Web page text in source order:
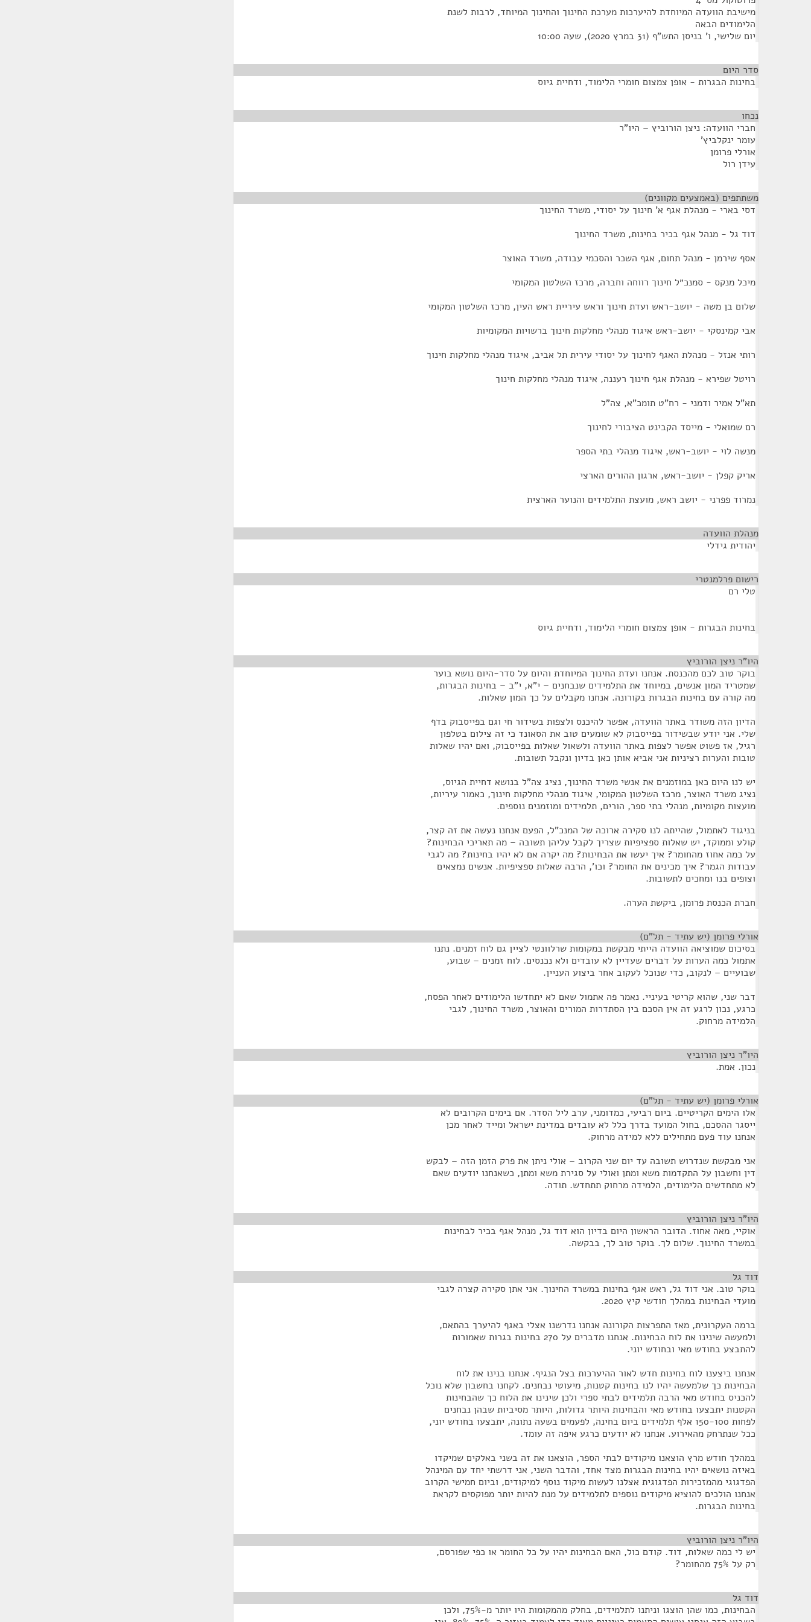
מישיבת הוועדה המיוחדת להיערכות מערכת החינוך והחינוך המיוחד, לרבות לשנת
הלימודים הבאה
יום שלישי, ו' בניסן התש"ף (31 במרץ 2020), שעה 10:00
סדר היום
בחינות הבגרות - אופן צמצום חומרי הלימוד, ודחיית גיוס
נכחו
חברי הוועדה: ניצן הורוביץ – היו"ר
עומר ינקלביץ'
אורלי פרומן
עידן רול
משתתפים (באמצעים מקוונים)
דסי בארי - מנהלת אגף א' חינוך על יסודי, משרד החינוך
דוד גל - מנהל אגף בכיר בחינות, משרד החינוך
אסף שירמן - מנהל תחום, אגף השכר והסכמי עבודה, משרד האוצר
מיכל מנקס - סמנכ״ל חינוך רווחה וחברה, מרכז השלטון המקומי
שלום בן משה - יושב-ראש ועדת חינוך וראש עיריית ראש העין, מרכז השלטון המקומי
אבי קמינסקי - יושב-ראש איגוד מנהלי מחלקות חינוך ברשויות המקומיות
רותי אנזל - מנהלת האגף לחינוך על יסודי עירית תל אביב, איגוד מנהלי מחלקות חינוך
רויטל שפירא - מנהלת אגף חינוך רעננה, איגוד מנהלי מחלקות חינוך
תא"ל אמיר ודמני - רח"ט תומכ"א, צה"ל
רם שמואלי - מייסד הקבינט הציבורי לחינוך
מנשה לוי - יושב-ראש, איגוד מנהלי בתי הספר
אריק קפלן - יושב-ראש, ארגון ההורים הארצי
נמרוד פפרני - יושב ראש, מועצת התלמידים והנוער הארצית
מנהלת הוועדה
יהודית גידלי
רישום פרלמנטרי
טלי רם
בחינות הבגרות - אופן צמצום חומרי הלימוד, ודחיית גיוס
היו"ר ניצן הורוביץ
בוקר טוב לכם מהכנסת. אנחנו ועדת החינוך המיוחדת והיום על סדר-היום נושא בוער
שמטריד המון אנשים, במיוחד את התלמידים שנבחנים – י"א, י"ב – בחינות הבגרות,
מה קורה עם בחינות הבגרות בקורונה. אנחנו מקבלים על כך המון שאלות.
הדיון הזה משודר באתר הוועדה, אפשר להיכנס ולצפות בשידור חי וגם בפייסבוק בדף
שלי. אני יודע שבשידור בפייסבוק לא שומעים טוב את הסאונד כי זה צילום בטלפון
רגיל, אז פשוט אפשר לצפות באתר הוועדה ולשאול שאלות בפייסבוק, ואם יהיו שאלות
טובות והערות רציניות אני אביא אותן כאן בדיון ונקבל תשובות.
יש לנו היום כאן במוזמנים את אנשי משרד החינוך, נציג צה"ל בנושא דחיית הגיוס,
נציג משרד האוצר, מרכז השלטון המקומי, איגוד מנהלי מחלקות חינוך, כאמור עיריות,
מועצות מקומיות, מנהלי בתי ספר, הורים, תלמידים ומוזמנים נוספים.
בניגוד לאתמול, שהייתה לנו סקירה ארוכה של המנכ"ל, הפעם אנחנו נעשה את זה קצר,
קולע וממוקד, יש שאלות ספציפיות שצריך לקבל עליהן תשובה – מה תאריכי הבחינות?
על כמה אחוז מהחומר? איך יעשו את הבחינות? מה יקרה אם לא יהיו בחינות? מה לגבי
עבודות הגמר? איך מכינים את החומר? וכו', הרבה שאלות ספציפיות. אנשים נמצאים
וצופים בנו ומחכים לתשובות.
חברת הכנסת פרומן, ביקשת הערה.
אורלי פרומן (יש עתיד - תל"ם)
בסיכום שמוציאה הוועדה הייתי מבקשת במקומות שרלוונטי לציין גם לוח זמנים. נתנו
אתמול כמה הערות על דברים שעדיין לא עובדים ולא נכנסים. לוח זמנים – שבוע,
שבועיים – לנקוב, כדי שנוכל לעקוב אחר ביצוע העניין.
דבר שני, שהוא קריטי בעיניי. נאמר פה אתמול שאם לא יתחדשו הלימודים לאחר הפסח,
כרגע, נכון לרגע זה אין הסכם בין הסתדרות המורים והאוצר, משרד החינוך, לגבי
הלמידה מרחוק.
היו"ר ניצן הורוביץ
נכון. אמת.
אורלי פרומן (יש עתיד - תל"ם)
אלו הימים הקריטיים. ביום רביעי, כמדומני, ערב ליל הסדר. אם בימים הקרובים לא
ייסגר ההסכם, בחול המועד בדרך כלל לא עובדים במדינת ישראל ומייד לאחר מכן
אנחנו עוד פעם מתחילים ללא למידה מרחוק.
אני מבקשת שנדרוש תשובה עד יום שני הקרוב – אולי ניתן את פרק הזמן הזה – לבקש
דין וחשבון על התקדמות משא ומתן ואולי על סגירת משא ומתן, כשאנחנו יודעים שאם
לא מתחדשים הלימודים, הלמידה מרחוק תתחדש. תודה.
היו"ר ניצן הורוביץ
אוקיי, מאה אחוז. הדובר הראשון היום בדיון הוא דוד גל, מנהל אגף בכיר לבחינות
במשרד החינוך. שלום לך. בוקר טוב לך, בבקשה.
דוד גל
בוקר טוב. אני דוד גל, ראש אגף בחינות במשרד החינוך. אני אתן סקירה קצרה לגבי
מועדי הבחינות במהלך חודשי קיץ 2020.
ברמה העקרונית, מאז התפרצות הקורונה אנחנו נדרשנו אצלי באגף להיערך בהתאם,
ולמעשה שינינו את לוח הבחינות. אנחנו מדברים על 270 בחינות בגרות שאמורות
להתבצע בחודש מאי ובחודש יוני.
אנחנו ביצענו לוח בחינות חדש לאור ההיערכות בצל הנגיף. אנחנו בנינו את לוח
הבחינות כך שלמעשה יהיו לנו בחינות קטנות, מיעוטי נבחנים. לקחנו בחשבון שלא נוכל
להכניס בחודש מאי הרבה תלמידים לבתי ספרי ולכן שינינו את הלוח כך שהבחינות
הקטנות יתבצעו בחודש מאי והבחינות היותר גדולות, היותר מסיביות שבהן נבחנים
לפחות 150-100 אלף תלמידים ביום בחינה, לפעמים בשעה נתונה, יתבצעו בחודש יוני,
ככל שנתרחק מהאירוע. אנחנו לא יודעים כרגע איפה זה עומד.
במהלך חודש מרץ הוצאנו מיקודים לבתי הספר, הוצאנו את זה בשני באלקים שמיקדו
באיזה נושאים יהיו בחינות הבגרות מצד אחד, והדבר השני, אני דרשתי יחד עם המינהל
הפדגוגי מהמזכירות הפדגוגית אצלנו לעשות מיקוד נוסף למיקודים, וביום חמישי הקרוב
אנחנו הולכים להוציא מיקודים נוספים לתלמידים על מנת להיות יותר מפוקסים לקראת
בחינות הבגרות.
היו"ר ניצן הורוביץ
יש לי כמה שאלות, דוד. קודם כול, האם הבחינות יהיו על כל החומר או כפי שפורסם,
רק על 75% מהחומר?
דוד גל
הבחינות, כמו שהן הוצגו וניתנו לתלמידים, בחלק מהמקומות היו יותר מ-75%, ולכן